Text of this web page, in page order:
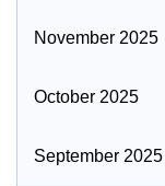
November 2025
October 2025
September 2025